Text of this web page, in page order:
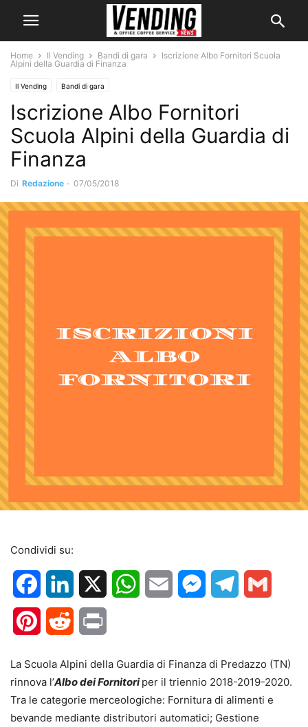
Home Il Vending Bandi di gara
Iscrizione Albo Fornitori Scuola
Alpini della Guardia di Finanza
Il Vending Bandi di gara
Iscrizione Albo Fornitori
Scuola Alpini della Guardia di
Finanza
Di Redazione - 07/05/2018
Condividi su:
FacebookLinkedIn WhatsApp
Email MessengerTelegram
PinterestReddit
La Scuola Alpini della Guardia di Finanza di Predazzo (TN)
rinnova l’Albo dei Fornitori per il triennio 2018-2019-2020.
Tra le categorie merceologiche: Fornitura di alimenti e
bevande mediante distributori automatici; Gestione